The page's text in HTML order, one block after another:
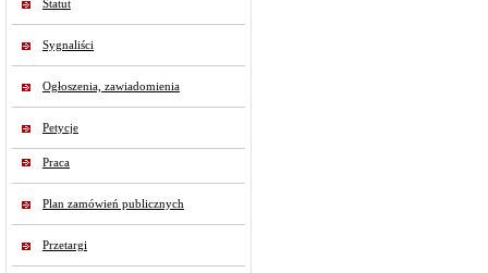
Statut
Sygnaliści
Ogłoszenia, zawiadomienia
Petycje
Praca
Plan zamówień publicznych
Przetargi